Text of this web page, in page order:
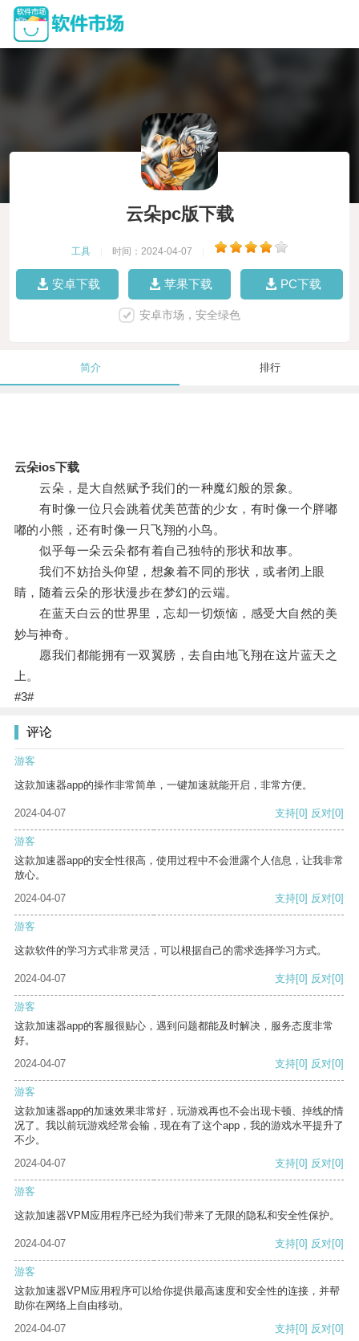
云朵pc版下载
工具 时间：2024-04-07
安卓下载 苹果下载 PC下载
安卓市场，安全绿色
简介 排行
云朵ios下载
云朵，是大自然赋予我们的一种魔幻般的景象。
有时像一位只会跳着优美芭蕾的少女，有时像一个胖嘟
嘟的小熊，还有时像一只飞翔的小鸟。
似乎每一朵云朵都有着自己独特的形状和故事。
我们不妨抬头仰望，想象着不同的形状，或者闭上眼
睛，随着云朵的形状漫步在梦幻的云端。
在蓝天白云的世界里，忘却一切烦恼，感受大自然的美
妙与神奇。
愿我们都能拥有一双翼膀，去自由地飞翔在这片蓝天之
上。
#3#
评论
游客
这款加速器app的操作非常简单，一键加速就能开启，非常方便。
2024-04-07 支持[0] 反对[0]
游客
这款加速器app的安全性很高，使用过程中不会泄露个人信息，让我非常
放心。
2024-04-07
支持[0] 反对[0]
游客
这款软件的学习方式非常灵活，可以根据自己的需求选择学习方式。
2024-04-07 支持[0] 反对[0]
游客
这款加速器app的客服很贴心，遇到问题都能及时解决，服务态度非常
好。
2024-04-07
支持[0] 反对[0]
游客
这款加速器app的加速效果非常好，玩游戏再也不会出现卡顿、掉线的情
况了。我以前玩游戏经常会输，现在有了这个app，我的游戏水平提升了
不少。
2024-04-07
支持[0] 反对[0]
游客
这款加速器VPM应用程序已经为我们带来了无限的隐私和安全性保护。
2024-04-07 支持[0] 反对[0]
游客
这款加速器VPM应用程序可以给你提供最高速度和安全性的连接，并帮
助你在网络上自由移动。
2024-04-07
支持[0] 反对[0]